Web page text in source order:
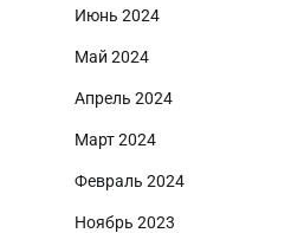
Июнь 2024
Май 2024
Апрель 2024
Март 2024
Февраль 2024
Ноябрь 2023